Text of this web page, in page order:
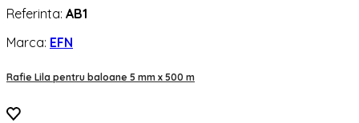
Referinta: AB1
Marca: EFN
Rafie Lila pentru baloane 5 mm x 500 m